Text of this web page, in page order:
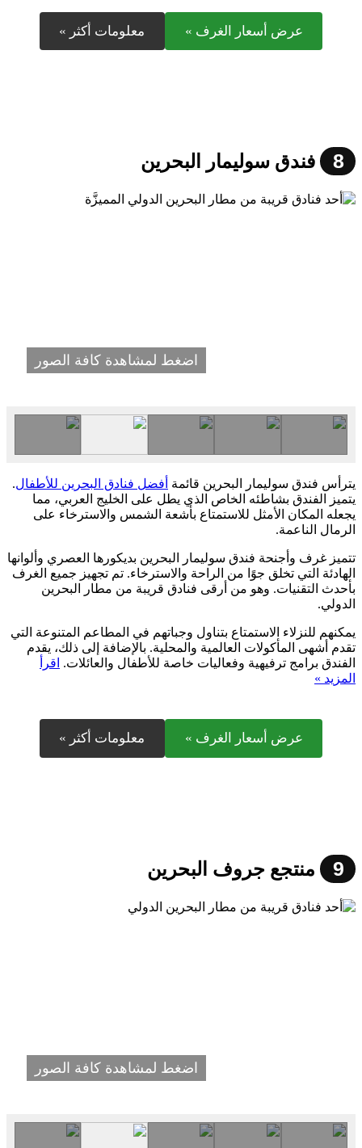
عرض أسعار الغرف » معلومات أكثر »
8 فندق سوليمار البحرين
اضغط لمشاهدة كافة الصور
يترأس فندق سوليمار البحرين قائمة أفضل فنادق البحرين للأطفال.
يتميز الفندق بشاطئه الخاص الذي يطل على الخليج العربي، مما
يجعله المكان الأمثل للاستمتاع بأشعة الشمس والاسترخاء على
الرمال الناعمة.
تتميز غرف وأجنحة فندق سوليمار البحرين بديكورها العصري وألوانها
الهادئة التي تخلق جوًا من الراحة والاسترخاء. تم تجهيز جميع الغرف
بأحدث التقنيات. وهو من أرقى فنادق قريبة من مطار البحرين
الدولي.
يمكنهم للنزلاء الاستمتاع بتناول وجباتهم في المطاعم المتنوعة التي
تقدم أشهى المأكولات العالمية والمحلية. بالإضافة إلى ذلك، يقدم
الفندق برامج ترفيهية وفعاليات خاصة للأطفال والعائلات. اقرأ
المزيد »
عرض أسعار الغرف » معلومات أكثر »
9 منتجع جروف البحرين
اضغط لمشاهدة كافة الصور